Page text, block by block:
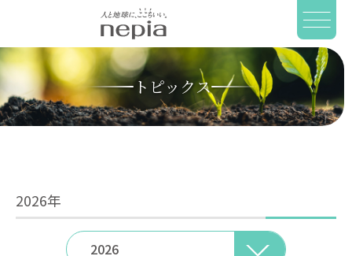
トピックス
2026年